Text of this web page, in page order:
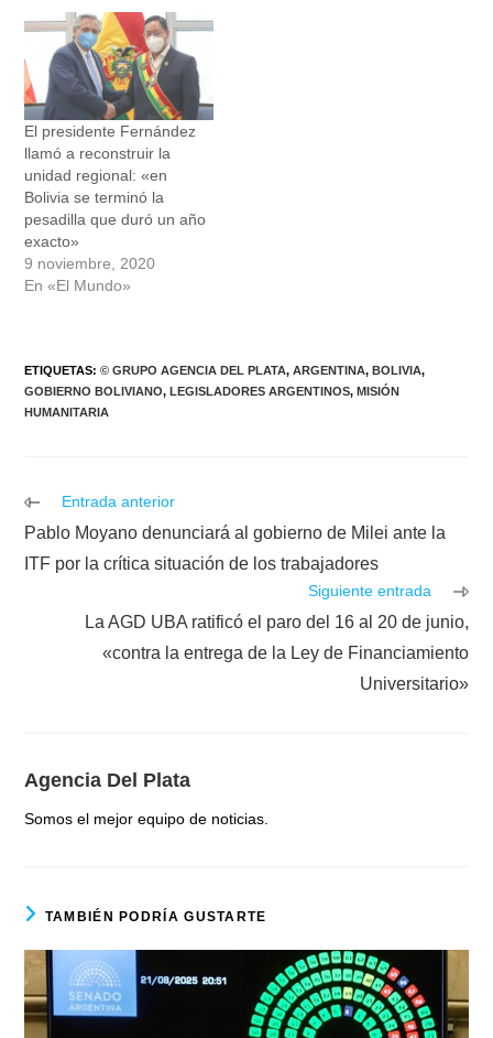
El presidente Fernández
llamó a reconstruir la
unidad regional: «en
Bolivia se terminó la
pesadilla que duró un año
exacto»
9 noviembre, 2020
En «El Mundo»
ETIQUETAS:© GRUPO AGENCIA DEL PLATA, ARGENTINA, BOLIVIA,
GOBIERNO BOLIVIANO, LEGISLADORES ARGENTINOS, MISIÓN
HUMANITARIA
Leer
artículos
Entrada anterior
Pablo Moyano denunciará al gobierno de Milei ante la
ITF por la crítica situación de los trabajadores
Siguiente entrada
La AGD UBA ratificó el paro del 16 al 20 de junio,
«contra la entrega de la Ley de Financiamiento
Universitario»
Agencia Del Plata
Somos el mejor equipo de noticias.
TAMBIÉN PODRÍA GUSTARTE